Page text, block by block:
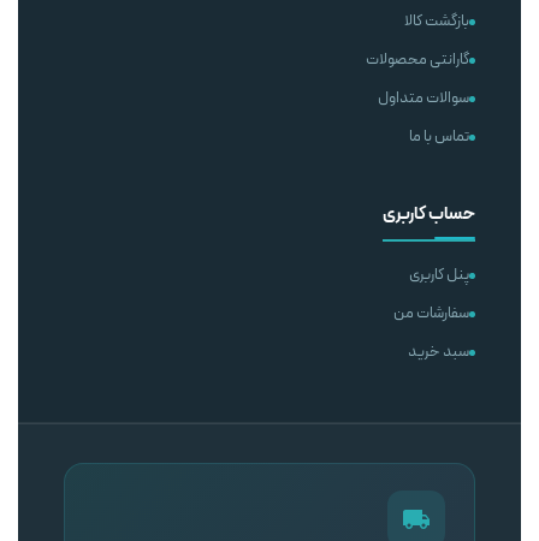
بازگشت کالا
گارانتی محصولات
سوالات متداول
تماس با ما
حساب کاربری
پنل کاربری
سفارشات من
سبد خرید